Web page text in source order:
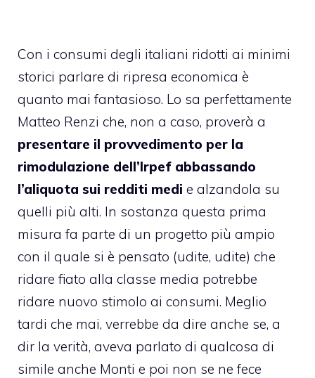
Con i consumi degli italiani ridotti ai minimi
storici parlare di ripresa economica è
quanto mai fantasioso. Lo sa perfettamente
Matteo Renzi che, non a caso, proverà a
presentare il provvedimento per la
rimodulazione dell’Irpef abbassando
l’aliquota sui redditi medi e alzandola su
quelli più alti. In sostanza questa prima
misura fa parte di un progetto più ampio
con il quale si è pensato (udite, udite) che
ridare fiato alla classe media potrebbe
ridare nuovo stimolo ai consumi. Meglio
tardi che mai, verrebbe da dire anche se, a
dir la verità, aveva parlato di qualcosa di
simile anche Monti e poi non se ne fece